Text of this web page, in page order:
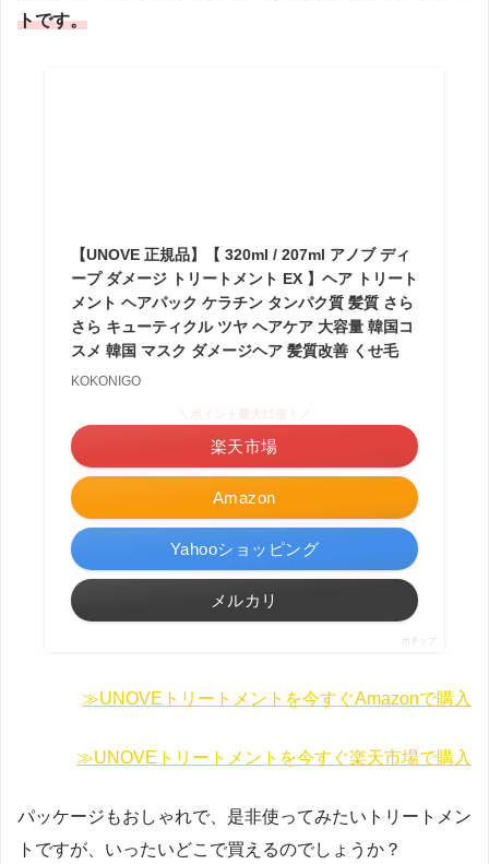
トです。
【UNOVE 正規品】【 320ml / 207ml アノブ ディ
ープ ダメージ トリートメント EX 】ヘア トリート
メント ヘアパック ケラチン タンパク質 髪質 さら
さら キューティクル ツヤ ヘアケア 大容量 韓国コ
スメ 韓国 マスク ダメージヘア 髪質改善 くせ毛
KOKONIGO
Amazon
楽天市場
Yahooショッピング
メルカリ
ポチップ
≫UNOVEトリートメントを今すぐAmazonで購入
≫UNOVEトリートメントを今すぐ楽天市場で購入
パッケージもおしゃれで、是非使ってみたいトリートメン
トですが、いったいどこで買えるのでしょうか？